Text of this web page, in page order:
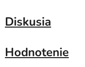
Diskusia
Hodnotenie